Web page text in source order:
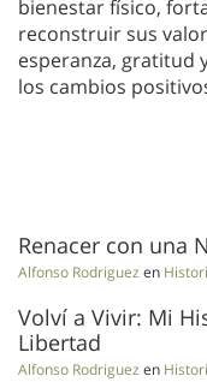
bienestar físico,
reconstruir sus
esperanza, gratitud
los cambios
Renacer con una
Alfonso Rodriguez en
Volví a Vivir: Mi
Libertad
Alfonso Rodriguez en